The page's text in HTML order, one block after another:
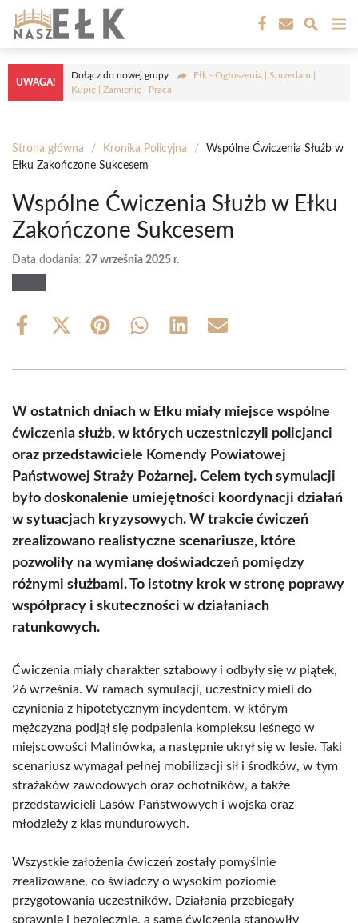
Przejdź
treści
UWAGA!
Dołącz do nowej grupy
Ełk - Ogłoszenia | Sprzedam |
Kupię | Zamienię | Praca
Strona główna / Kronika Policyjna /
Wspólne Ćwiczenia Służb w
Ełku Zakończone Sukcesem
Wspólne Ćwiczenia Służb w Ełku
Zakończone Sukcesem
Data dodania: 27 września 2025 r.
Share
Share
(Twitter)
Share Share Share Share
W ostatnich dniach w Ełku miały miejsce wspólne
ćwiczenia służb, w których uczestniczyli policjanci
oraz przedstawiciele Komendy Powiatowej
Państwowej Straży Pożarnej. Celem tych symulacji
było doskonalenie umiejętności koordynacji działań
w sytuacjach kryzysowych. W trakcie ćwiczeń
zrealizowano realistyczne scenariusze, które
pozwoliły na wymianę doświadczeń pomiędzy
różnymi służbami. To istotny krok w stronę poprawy
współpracy i skuteczności w działaniach
ratunkowych.
Ćwiczenia miały charakter sztabowy i odbyły się w piątek,
26 września. W ramach symulacji, uczestnicy mieli do
czynienia z hipotetycznym incydentem, w którym
mężczyzna podjął się podpalenia kompleksu leśnego w
miejscowości Malinówka, a następnie ukrył się w lesie. Taki
scenariusz wymagał pełnej mobilizacji sił i środków, w tym
strażaków zawodowych oraz ochotników, a także
przedstawicieli Lasów Państwowych i wojska oraz
młodzieży z klas mundurowych.
Wszystkie założenia ćwiczeń zostały pomyślnie
zrealizowane, co świadczy o wysokim poziomie
przygotowania uczestników. Działania przebiegały
sprawnie i bezpiecznie, a same ćwiczenia stanowiły